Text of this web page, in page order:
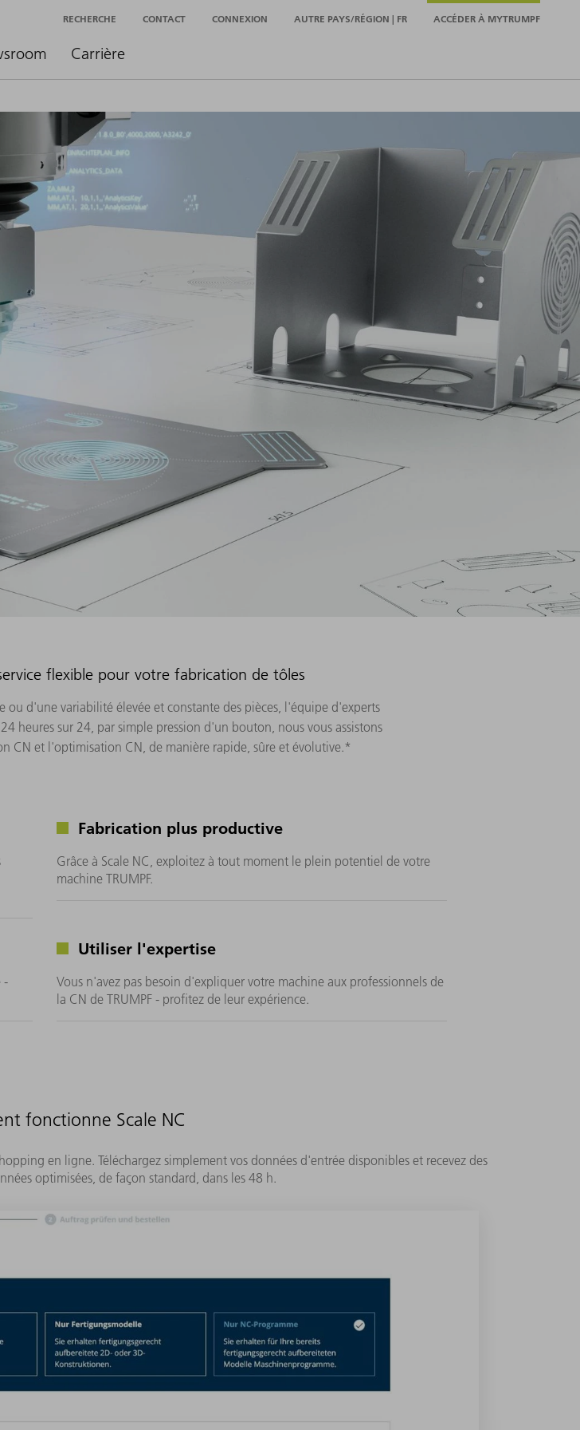
Carrière
RECHERCHE CONTACT CONNEXION AUTRE PAYS/RÉGION | FR ACCÉDER À MYTRUMPF
flexible pour votre fabrication de tôles
d'une variabilité élevée et constante des pièces, l'équipe d'experts
heures sur 24, par simple pression d'un bouton, nous vous assistons
CN et l'optimisation CN, de manière rapide, sûre et évolutive.*
Fabrication plus productive
Grâce à Scale NC, exploitez à tout moment le plein potentiel de votre
machine TRUMPF.
-
Utiliser l'expertise
Vous n'avez pas besoin d'expliquer votre machine aux professionnels de
la CN de TRUMPF - profitez de leur expérience.
fonctionne Scale NC
en ligne. Téléchargez simplement vos données d'entrée disponibles et recevez des
optimisées, de façon standard, dans les 48 h.